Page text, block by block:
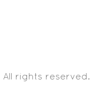
, All rights reserved.